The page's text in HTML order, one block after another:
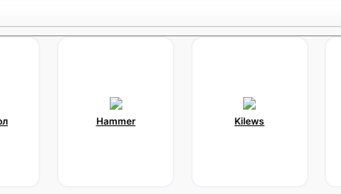
Hammer Kilews